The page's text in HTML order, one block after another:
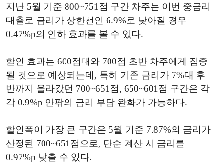
지난 5월 기준 800~751점 구간 차주는 이번 중금리
대출로 금리가 상한선인 6.9%로 낮아질 경우
0.47%p의 인하 효과를 볼 수 있다.
할인 효과는 600점대와 700점 초반 차주에게 집중
될 것으로 예상되는데, 특히 기존 금리가 7%대 후
반까지 올라갔던 700~651점, 650~601점 구간은 각
각 0.9%p 안팎의 금리 부담 완화가 가능하다.
할인폭이 가장 큰 구간은 5월 기준 7.87%의 금리가
산정된 700~651점으로, 단순 계산 시 금리를
0.97%p 낮출 수 있다.